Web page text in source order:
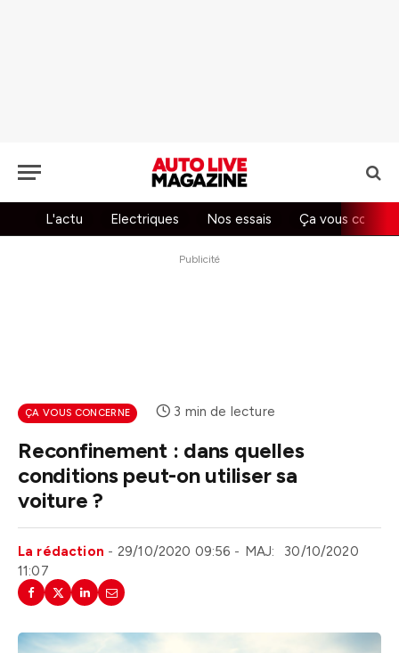
L'actu Electriques Nos essais Ça vous
Publicité
ÇA VOUS CONCERNE 3 min de lecture
Reconfinement : dans quelles
conditions peut-on utiliser sa
voiture ?
La rédaction 29/10/2020 09:56 MAJ:
30/10/2020
11:07